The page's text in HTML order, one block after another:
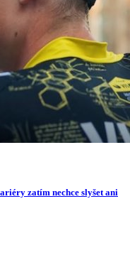
zatím nechce slyšet ani